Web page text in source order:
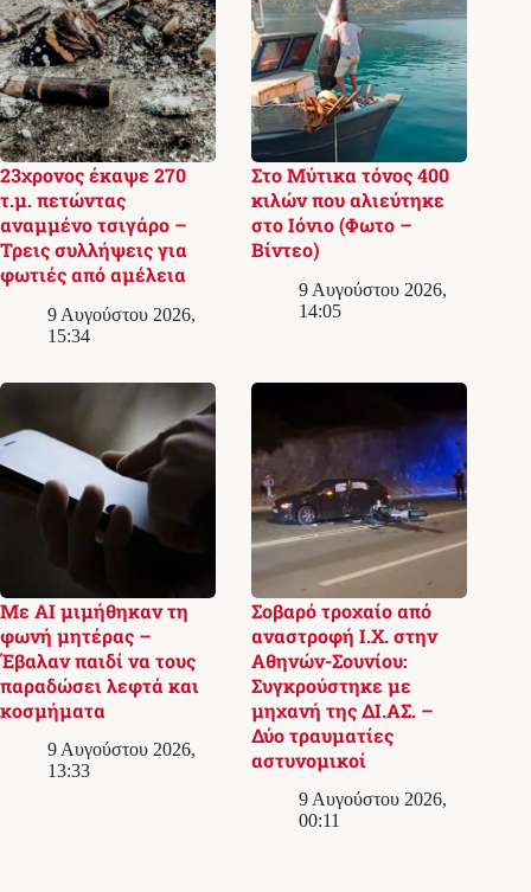
23χρονος έκαψε 270
τ.μ. πετώντας
αναμμένο τσιγάρο –
Τρεις συλλήψεις για
φωτιές από αμέλεια
9 Αυγούστου 2026,
15:34
Στο Μύτικα τόνος 400
κιλών που αλιεύτηκε
στο Ιόνιο (Φωτο –
Βίντεο)
9 Αυγούστου 2026,
14:05
Με AI μιμήθηκαν τη
φωνή μητέρας –
Έβαλαν παιδί να τους
παραδώσει λεφτά και
κοσμήματα
9 Αυγούστου 2026,
13:33
Σοβαρό τροχαίο από
αναστροφή Ι.Χ. στην
Αθηνών-Σουνίου:
Συγκρούστηκε με
μηχανή της ΔΙ.ΑΣ. –
Δύο τραυματίες
αστυνομικοί
9 Αυγούστου 2026,
00:11